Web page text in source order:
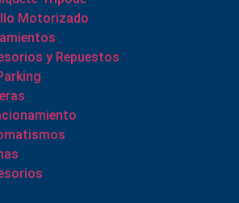
Motorizado
y Repuestos